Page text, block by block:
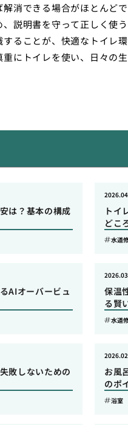
消できる場合がほとんど
説明書を守って正しく使
ることが、快適なトイレ
にトイレを使い、日々の
は？基本の構成
トイ
どこ
水道
AIオーバービュ
保温
る賢
水道
敗しないための
お風
のポ
浴室